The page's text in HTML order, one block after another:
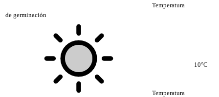
Temperatura
de germinación
Temperatura
10°C